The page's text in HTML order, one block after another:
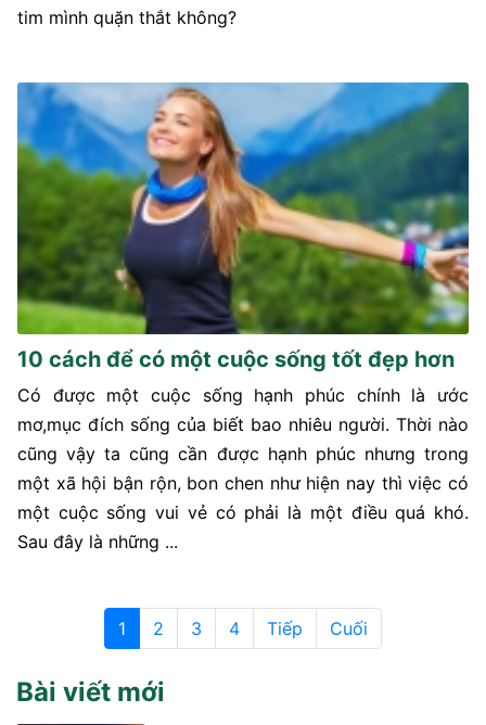
tim mình quặn thắt không?
10 cách để có một cuộc sống tốt đẹp hơn
Có được một cuộc sống hạnh phúc chính là ước
mơ,mục đích sống của biết bao nhiêu người. Thời nào
cũng vậy ta cũng cần được hạnh phúc nhưng trong
một xã hội bận rộn, bon chen như hiện nay thì việc có
một cuộc sống vui vẻ có phải là một điều quá khó.
Sau đây là những ...
1 2 3 4 Tiếp Cuối
Bài viết mới